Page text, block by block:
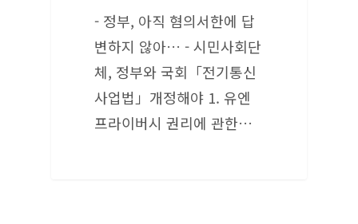
- 정부, 아직 혐의서한에 답
변하지 않아… - 시민사회단
체, 정부와 국회「전기통신
사업법」개정해야 1. 유엔
프라이버시 권리에 관한…